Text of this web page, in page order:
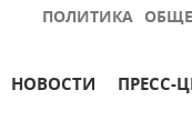
ПОЛИТИКА
НОВОСТИ ПРЕСС-